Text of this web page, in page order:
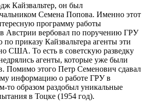
Кайзвальтер, он был
Семена Попова. Именно этот
программу работы
Австрии вербовал по поручению ГРУ
приказу Кайзвальтера агенты эти
США. То есть в советскую разведку
агенты, которые уже были
Помимо этого Петр Семенович сдавал
информацию о работе ГРУ в
то образом раздобыл уникальные
в Тоцке (1954 год).